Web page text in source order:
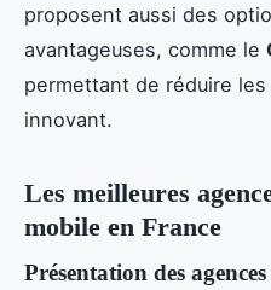
proposent aussi des
avantageuses, comme le
permettant de réduire
innovant.
Les meilleures
mobile en France
Présentation des